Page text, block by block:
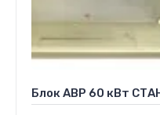
Блок АВР 60 кВт